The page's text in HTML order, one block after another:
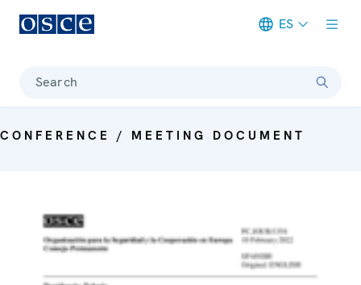
ES
Search
CONFERENCE / MEETING DOCUMENT